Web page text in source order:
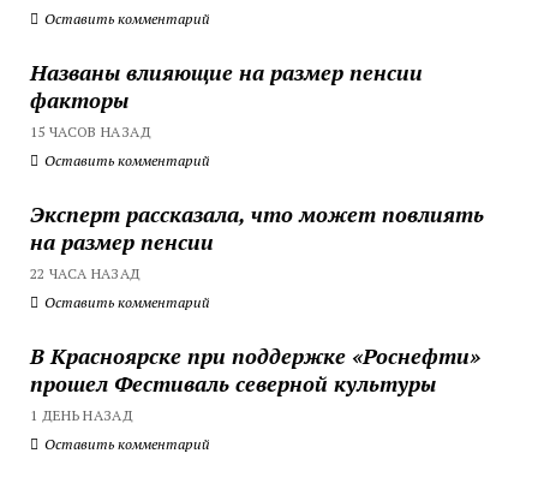
Оставить комментарий
Названы влияющие на размер пенсии
факторы
15 ЧАСОВ НАЗАД
Оставить комментарий
Эксперт рассказала, что может повлиять
на размер пенсии
22 ЧАСА НАЗАД
Оставить комментарий
В Красноярске при поддержке «Роснефти»
прошел Фестиваль северной культуры
1 ДЕНЬ НАЗАД
Оставить комментарий